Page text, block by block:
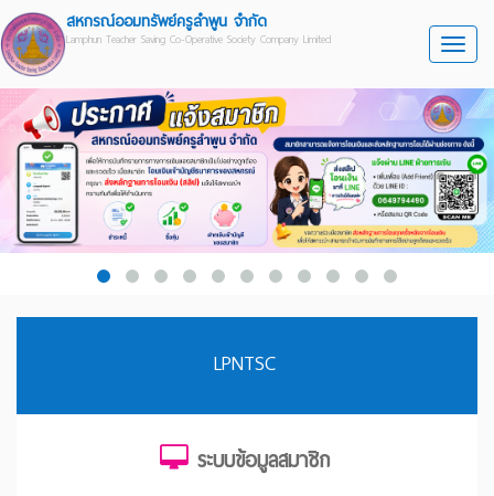
สหกรณ์ออมทรัพย์ครูลำพูน จำกัด
Lamphun Teacher Saving Co-Operative Society Company Limited
LPNTSC
ระบบข้อมูลสมาชิก